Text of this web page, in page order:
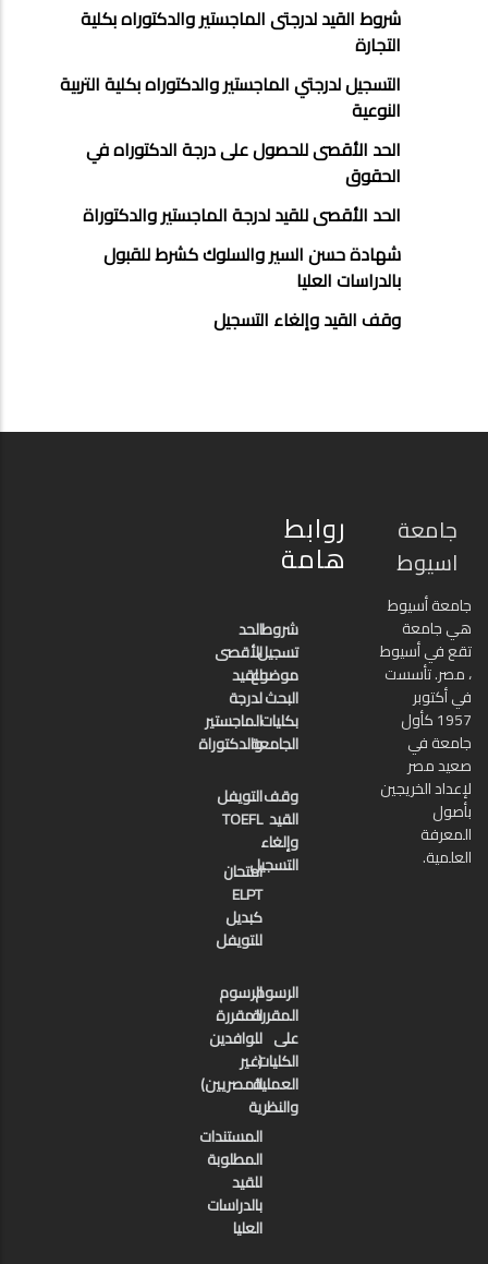
شروط القيد لدرجتى الماجستير والدكتوراه بكلية
التجارة
التسجيل لدرجتي الماجستير والدكتوراه بكلية التربية
النوعية
الحد الأقصى للحصول على درجة الدكتوراه في
الحقوق
الحد الأقصى للقيد لدرجة الماجستير والدكتوراة
شهادة حسن السير والسلوك كشرط للقبول
بالدراسات العليا
وقف القيد وإلغاء التسجيل
جامعة
اسيوط
جامعة أسيوط
هي جامعة
تقع في أسيوط
، مصر. تأسست
في أكتوبر
1957 كأول
جامعة في
صعيد مصر
لإعداد الخريجين
بأصول
المعرفة
العلمية.
روابط
هامة
شروط
تسجيل
موضوع
البحث
بكليات
الجامعة
الحد
الأقصى
للقيد
لدرجة
الماجستير
والدكتوراة
وقف
القيد
وإلغاء
التسجيل
التويفل
TOEFL
امتحان
ELPT
كبديل
للتويفل
الرسوم
المقررة
على
الكليات
العملية
والنظرية
الرسوم
المقررة
للوافدين
(غير
المصريين)
المستندات
المطلوبة
للقيد
بالدراسات
العليا